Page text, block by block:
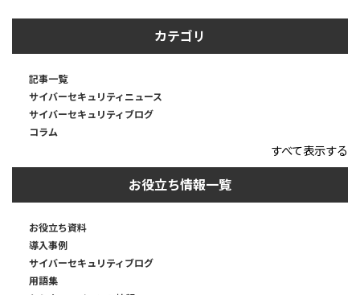
カテゴリ
記事一覧
サイバーセキュリティニュース
サイバーセキュリティブログ
コラム
すべて表示する
お役立ち情報一覧
お役立ち資料
導入事例
サイバーセキュリティブログ
用語集